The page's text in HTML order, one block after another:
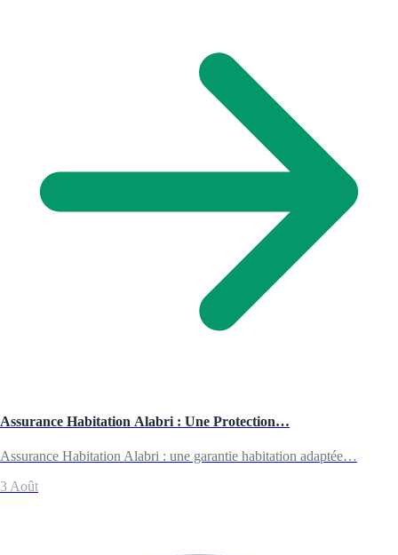
Assurance Habitation Alabri : Une Protection…
Assurance Habitation Alabri : une garantie habitation adaptée…
3 Août